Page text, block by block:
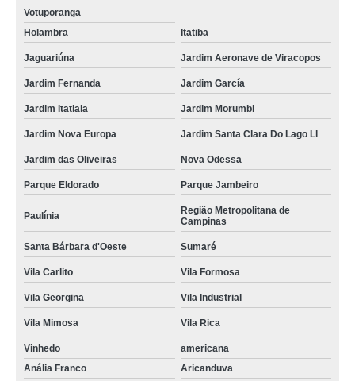
Votuporanga
Holambra
Itatiba
Jaguariúna Jardim Aeronave de Viracopos
Jardim Fernanda Jardim García
Jardim Itatiaia Jardim Morumbi
Jardim Nova Europa Jardim Santa Clara Do Lago Ll
Jardim das Oliveiras Nova Odessa
Parque Eldorado Parque Jambeiro
Paulínia
Região Metropolitana de
Campinas
Santa Bárbara d'Oeste Sumaré
Vila Carlito Vila Formosa
Vila Georgina Vila Industrial
Vila Mimosa Vila Rica
Vinhedo
americana
Anália Franco
Aricanduva